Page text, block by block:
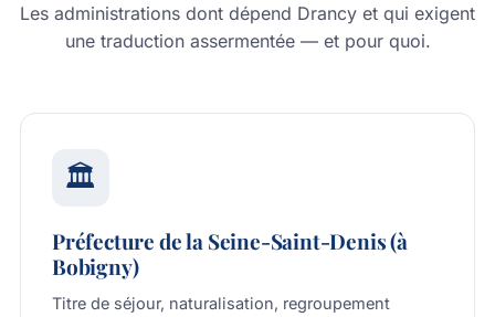
Les administrations dont dépend Drancy et qui exigent
une traduction assermentée — et pour quoi.
🏛️
Préfecture de la Seine-Saint-Denis (à
Bobigny)
Titre de séjour, naturalisation, regroupement